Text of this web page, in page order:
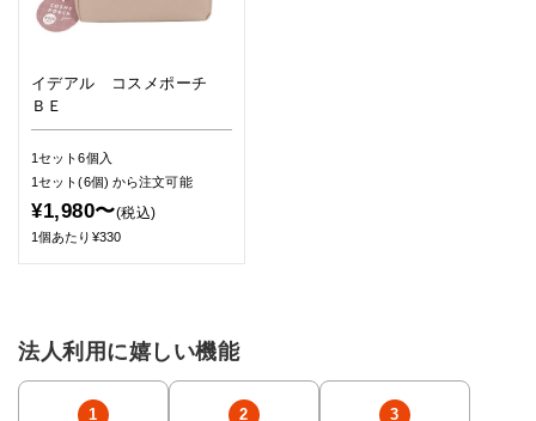
イデアル コスメポーチ
ＢＥ
1セット6個入
1セット(6個) から注文可能
¥1,980〜(税込)
1個あたり¥330
法人利用に嬉しい機能